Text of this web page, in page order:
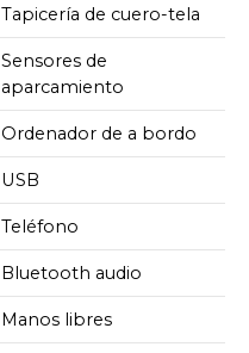
Tapicería de cuero-tela
Sensores de
aparcamiento
Ordenador de a bordo
USB
Teléfono
Bluetooth audio
Manos libres